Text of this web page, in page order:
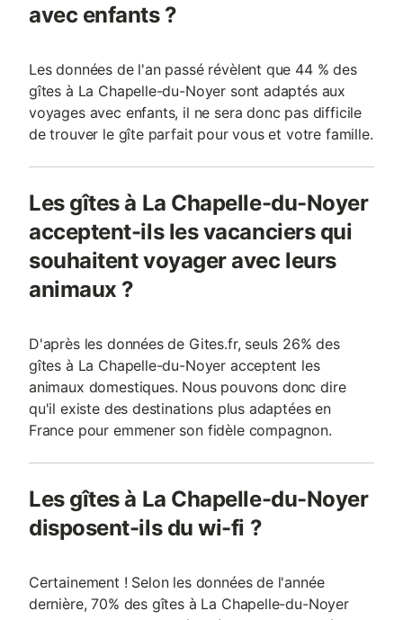
avec enfants ?
Les données de l'an passé révèlent que 44 % des
gîtes à La Chapelle-du-Noyer sont adaptés aux
voyages avec enfants, il ne sera donc pas difficile
de trouver le gîte parfait pour vous et votre famille.
Les gîtes à La Chapelle-du-Noyer
acceptent-ils les vacanciers qui
souhaitent voyager avec leurs
animaux ?
D'après les données de Gites.fr, seuls 26% des
gîtes à La Chapelle-du-Noyer acceptent les
animaux domestiques. Nous pouvons donc dire
qu'il existe des destinations plus adaptées en
France pour emmener son fidèle compagnon.
Les gîtes à La Chapelle-du-Noyer
disposent-ils du wi-fi ?
Certainement ! Selon les données de l'année
dernière, 70% des gîtes à La Chapelle-du-Noyer